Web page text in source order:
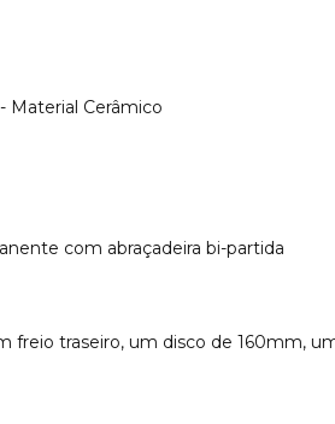
Material Cerâmico
com abraçadeira bi-partida
freio traseiro, um disco de 160mm,